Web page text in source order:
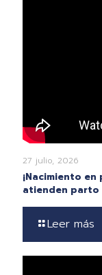
27 julio, 2026
¡Nacimiento en
atienden
Leer más